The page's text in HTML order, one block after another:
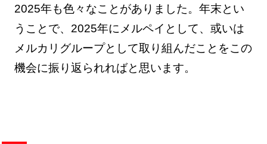
2025年も色々なことがありました。年末とい
うことで、2025年にメルペイとして、或いは
メルカリグループとして取り組んだことをこの
機会に振り返られればと思います。